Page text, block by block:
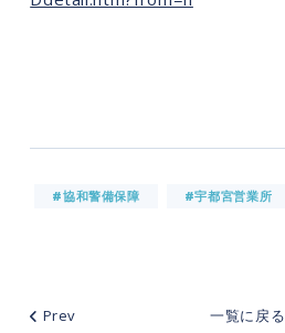
#協和警備保障 #宇都宮営業所
Prev 一覧に戻る